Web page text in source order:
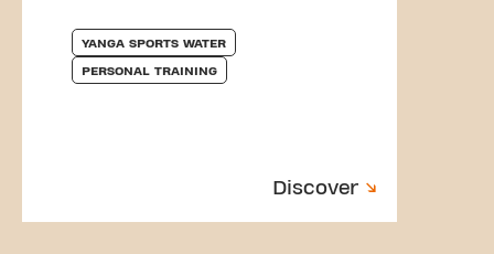
YANGA SPORTS WATER
PERSONAL TRAINING
Discover